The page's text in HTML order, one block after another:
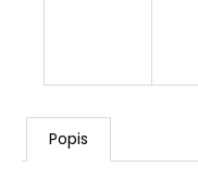
Popis